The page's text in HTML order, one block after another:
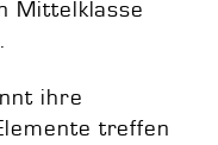
Mittelklasse
ihre
treffen